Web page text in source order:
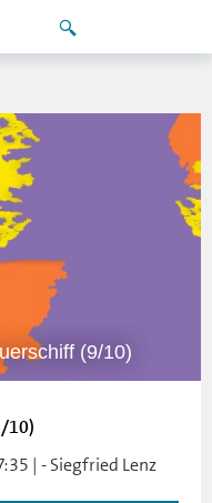
(9/10)
10)
| - Siegfried Lenz